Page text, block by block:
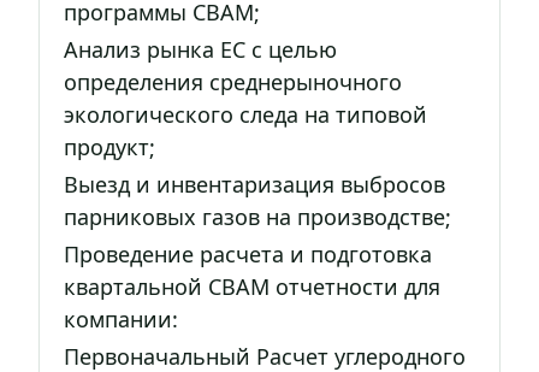
программы CBAM;
Анализ рынка ЕС с целью
определения среднерыночного
экологического следа на типовой
продукт;
Выезд и инвентаризация выбросов
парниковых газов на производстве;
Проведение расчета и подготовка
квартальной СВАМ отчетности для
компании:
Первоначальный Расчет углеродного